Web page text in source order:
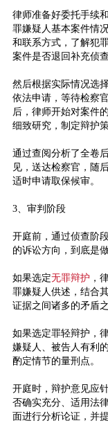
律师准备好委托手续
罪嫌疑人基本案件情
和联系方式，了解犯
案件是否退回补充侦查
然后根据实际情况选
依法申请，等待检察
后，律师开始对案件
细致研究，制定辩护策
通过查阅分析了全卷
见，送达检察官，随
适时申请取保候审。
3、审判阶段
开庭前，通过侦查阶
的诉讼方向，到底是
如果选定无罪辩护 ，
罪嫌疑人供述，结合
证据之间诸多的矛盾
如果选定罪轻辩护，
嫌疑人、被告人有利
酌定情节的量刑点。
开庭时，辩护意见应
否确实充分、适用法
面进行分析论证，并